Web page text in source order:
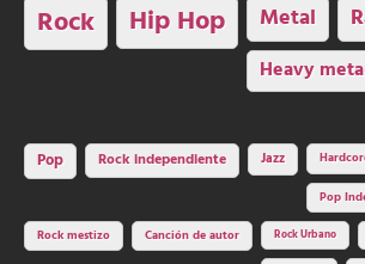
Rock Hip Hop Metal
Heavy
Pop Rock independiente Jazz
Pop
Rock mestizo Canción de autor Rock Urbano